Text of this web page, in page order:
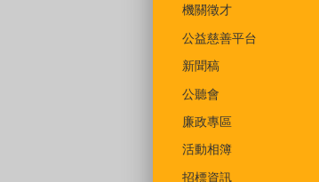
機關徵才
公益慈善平台
新聞稿
公聽會
廉政專區
活動相簿
招標資訊